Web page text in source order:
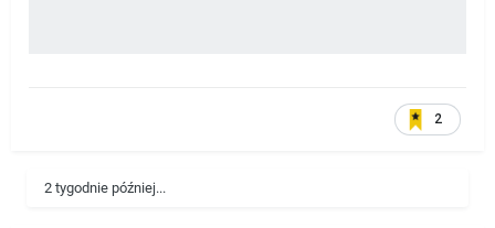
2
2 tygodnie później...